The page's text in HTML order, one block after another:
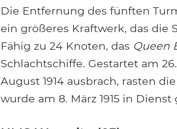
Die Entfernung des fünften
ein größeres Kraftwerk, das die
Fähig zu 24 Knoten, das Queen
Schlachtschiffe. Gestartet am 26.
August 1914 ausbrach, rasten
wurde am 8. März 1915 in Dienst